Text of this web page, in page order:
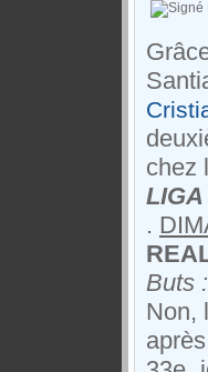
chez
LIGA
.
Buts
Non,